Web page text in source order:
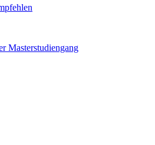
Masterstudiengang